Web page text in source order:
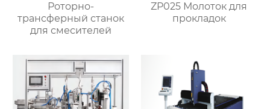
Роторно-
трансферный станок
для смесителей
ZP025 Молоток для
прокладок